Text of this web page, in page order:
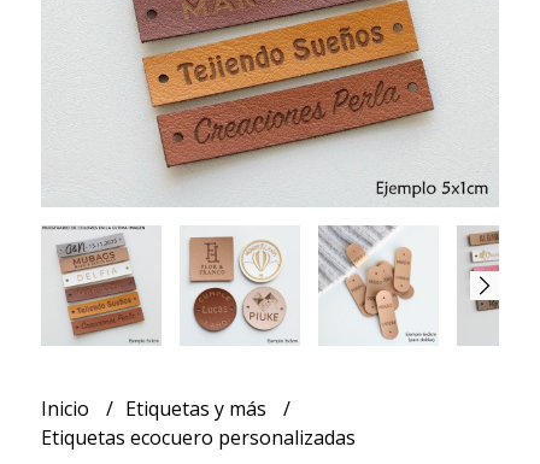
Inicio
Etiquetas y más
Etiquetas ecocuero personalizadas